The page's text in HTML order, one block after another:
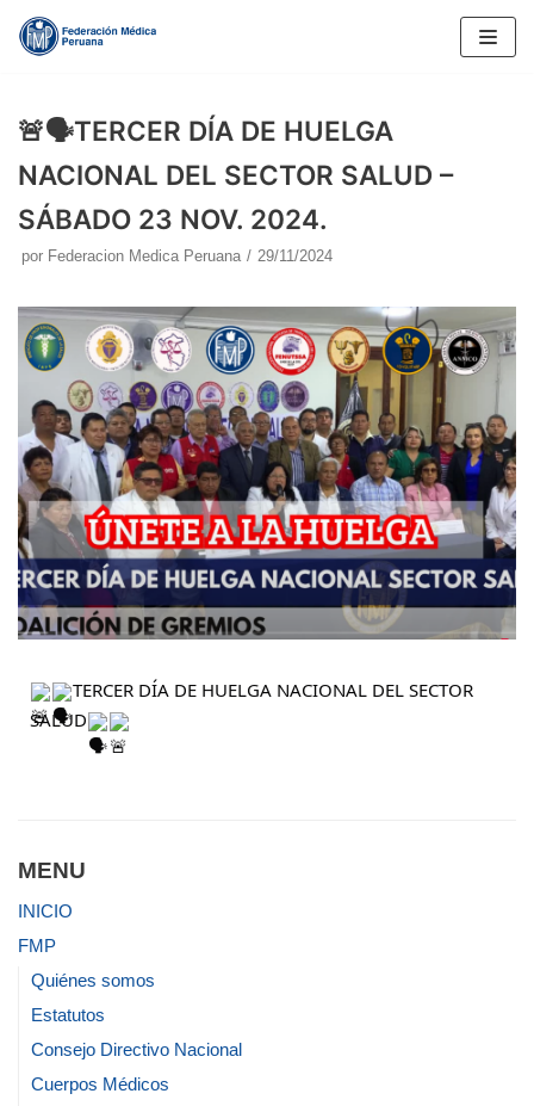
contenido
🚨🗣️TERCER DÍA DE HUELGA
NACIONAL DEL SECTOR SALUD –
SÁBADO 23 NOV. 2024.
por Federacion Medica Peruana 29/11/2024
TERCER DÍA DE HUELGA NACIONAL DEL SECTOR
SALUD
MENU
INICIO
FMP
Quiénes somos
Estatutos
Consejo Directivo Nacional
Cuerpos Médicos